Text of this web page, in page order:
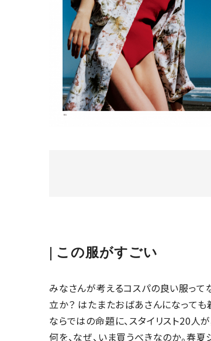
この服がすごい
みなさんが考えるコスパの良い服って
立か？ はたまたおばあさんになって
ならではの命題に、スタイリスト20人
何を、なぜ、いま買うべきなのか。春